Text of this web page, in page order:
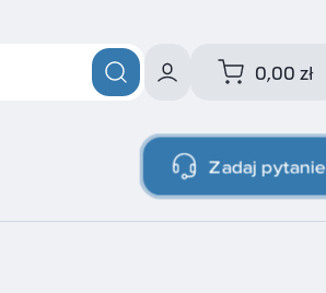
0,00 zł
Zadaj pytanie